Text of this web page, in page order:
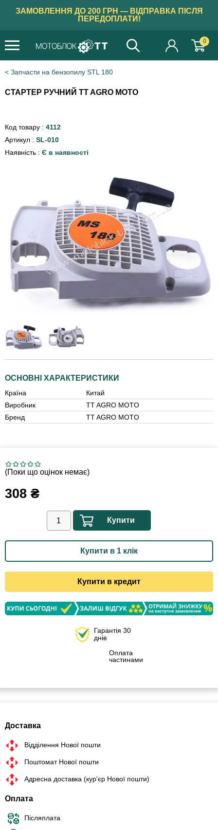
ЗАМОВЛЕННЯ ДО 200 ГРН — ВІДПРАВКА ПІСЛЯ
ПЕРЕДОПЛАТИ!
0
Запчасти на бензопилу STL 180
СТАРТЕР РУЧНИЙ TT AGRO MOTO
Код товару : 4112
Артикул : SL-010
Наявність : Є в наявності
ОСНОВНІ ХАРАКТЕРИСТИКИ
Країна
Китай
Виробник
TT AGRO MOTO
Бренд
TT AGRO MOTO
(Поки що оцінок немає)
308 ₴
Купити
Купити в 1 клік
Купити в кредит
Гарантія 30
днів
Оплата
частинами
Доставка
Відділення Нової пошти
Поштомат Нової пошти
Адресна доставка (кур'єр Нової пошти)
Оплата
Післяплата